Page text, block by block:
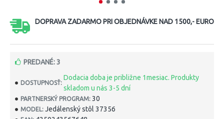
DOPRAVA ZADARMO PRI OBJEDNÁVKE NAD 1500,- EURO
DOSTUPNOSŤ:
Dodacia doba je približne 1mesiac. Produkty
skladom u nás 3-5 dní
PARTNERSKÝ PROGRAM: 30
MODEL: Jedálenský stôl 37356
PREDANÉ: 3